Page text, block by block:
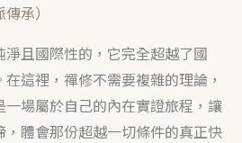
傳承）
且國際性的，它完全超越了國
這裡，禪修不需要複雜的理論，
場屬於自己的內在實證旅程，讓
體會那份超越一切條件的真正快